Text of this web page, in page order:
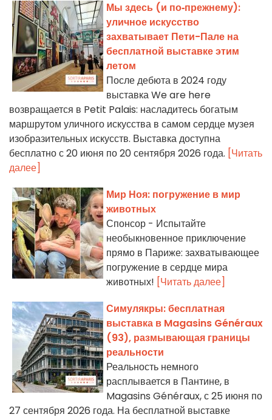
Мы здесь (и по‑прежнему):
уличное искусство
захватывает Пети-Пале на
бесплатной выставке этим
летом
После дебюта в 2024 году
выставка We are here
возвращается в Petit Palais: насладитесь богатым
маршрутом уличного искусства в самом сердце музея
изобразительных искусств. Выставка доступна
бесплатно с 20 июня по 20 сентября 2026 года. [Читать
далее]
Мир Ноя: погружение в мир
животных
Спонсор - Испытайте
необыкновенное приключение
прямо в Париже: захватывающее
погружение в сердце мира
животных! [Читать далее]
Симулякры: бесплатная
выставка в Magasins Généraux
(93), размывающая границы
реальности
Реальность немного
расплывается в Пантине, в
Magasins Généraux, с 25 июня по
27 сентября 2026 года. На бесплатной выставке